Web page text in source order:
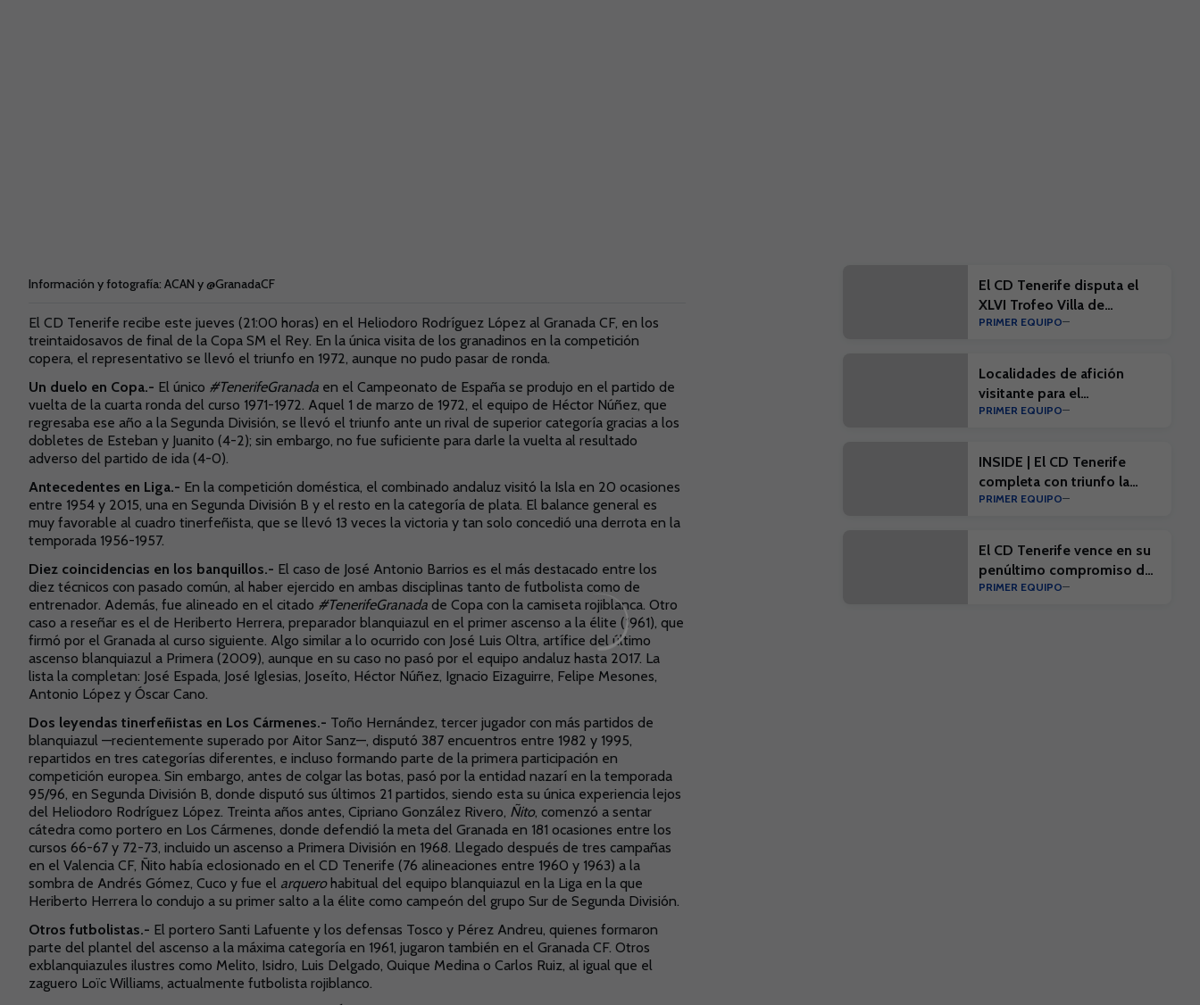
Información y fotografía: ACAN y @GranadaCF
El CD Tenerife recibe este jueves (21:00 horas) en el Heliodoro Rodríguez López al Granada CF, en los
treintaidosavos de final de la Copa SM el Rey. En la única visita de los granadinos en la competición
copera, el representativo se llevó el triunfo en 1972, aunque no pudo pasar de ronda.
Un duelo en Copa.- El único #TenerifeGranada en el Campeonato de España se produjo en el partido de
vuelta de la cuarta ronda del curso 1971-1972. Aquel 1 de marzo de 1972, el equipo de Héctor Núñez, que
regresaba ese año a la Segunda División, se llevó el triunfo ante un rival de superior categoría gracias a los
dobletes de Esteban y Juanito (4-2); sin embargo, no fue suficiente para darle la vuelta al resultado
adverso del partido de ida (4-0).
Antecedentes en Liga.- En la competición doméstica, el combinado andaluz visitó la Isla en 20 ocasiones
entre 1954 y 2015, una en Segunda División B y el resto en la categoría de plata. El balance general es
muy favorable al cuadro tinerfeñista, que se llevó 13 veces la victoria y tan solo concedió una derrota en la
temporada 1956-1957.
Diez coincidencias en los banquillos.- El caso de José Antonio Barrios es el más destacado entre los
diez técnicos con pasado común, al haber ejercido en ambas disciplinas tanto de futbolista como de
entrenador. Además, fue alineado en el citado #TenerifeGranada de Copa con la camiseta rojiblanca. Otro
caso a reseñar es el de Heriberto Herrera, preparador blanquiazul en el primer ascenso a la élite (1961), que
firmó por el Granada al curso siguiente. Algo similar a lo ocurrido con José Luis Oltra, artífice del último
ascenso blanquiazul a Primera (2009), aunque en su caso no pasó por el equipo andaluz hasta 2017. La
lista la completan: José Espada, José Iglesias, Joseíto, Héctor Núñez, Ignacio Eizaguirre, Felipe Mesones,
Antonio López y Óscar Cano.
Dos leyendas tinerfeñistas en Los Cármenes.- Toño Hernández, tercer jugador con más partidos de
blanquiazul —recientemente superado por Aitor Sanz—, disputó 387 encuentros entre 1982 y 1995,
repartidos en tres categorías diferentes, e incluso formando parte de la primera participación en
competición europea. Sin embargo, antes de colgar las botas, pasó por la entidad nazarí en la temporada
95/96, en Segunda División B, donde disputó sus últimos 21 partidos, siendo esta su única experiencia lejos
del Heliodoro Rodríguez López. Treinta años antes, Cipriano González Rivero, Ñito, comenzó a sentar
cátedra como portero en Los Cármenes, donde defendió la meta del Granada en 181 ocasiones entre los
cursos 66-67 y 72-73, incluido un ascenso a Primera División en 1968. Llegado después de tres campañas
en el Valencia CF, Ñito había eclosionado en el CD Tenerife (76 alineaciones entre 1960 y 1963) a la
sombra de Andrés Gómez, Cuco y fue el arquerohabitual del equipo blanquiazul en la Liga en la que
Heriberto Herrera lo condujo a su primer salto a la élite como campeón del grupo Sur de Segunda División.
Otros futbolistas.- El portero Santi Lafuente y los defensas Tosco y Pérez Andreu, quienes formaron
parte del plantel del ascenso a la máxima categoría en 1961, jugaron también en el Granada CF. Otros
exblanquiazules ilustres como Melito, Isidro, Luis Delgado, Quique Medina o Carlos Ruiz, al igual que el
zaguero Loïc Williams, actualmente futbolista rojiblanco.
El CD Tenerife disputa el
XLVI Trofeo Villa de
Leganés
PRIMER EQUIPO
Localidades de afición
visitante para el
#EibarTenerife
PRIMER EQUIPO
INSIDE | El CD Tenerife
completa con triunfo la
penúltima prueba de
PRIMER EQUIPO
El CD Tenerife vence en su
penúltimo compromiso de
la pretemporada
PRIMER EQUIPO